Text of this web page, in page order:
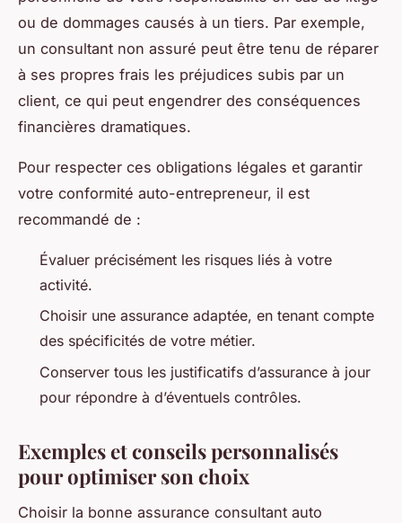
ou de dommages causés à un tiers. Par exemple,
un consultant non assuré peut être tenu de réparer
à ses propres frais les préjudices subis par un
client, ce qui peut engendrer des conséquences
financières dramatiques.
Pour respecter ces obligations légales et garantir
votre conformité auto-entrepreneur, il est
recommandé de :
Évaluer précisément les risques liés à votre
activité.
Choisir une assurance adaptée, en tenant compte
des spécificités de votre métier.
Conserver tous les justificatifs d’assurance à jour
pour répondre à d’éventuels contrôles.
Exemples et conseils personnalisés
pour optimiser son choix
Choisir la bonne assurance consultant auto